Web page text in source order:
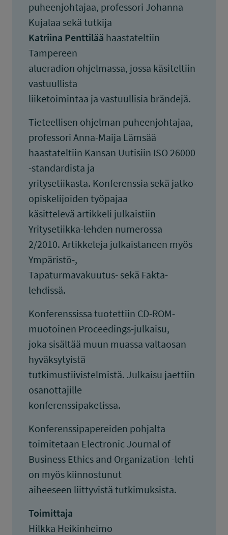
puheenjohtajaa, professori Johanna
Kujalaa sekä tutkija
Katriina Penttilää haastateltiin
Tampereen
alueradion ohjelmassa, jossa käsiteltiin
vastuullista
liiketoimintaa ja vastuullisia brändejä.
Tieteellisen ohjelman puheenjohtajaa,
professori Anna-Maija Lämsää
haastateltiin Kansan Uutisiin ISO 26000
-standardista ja
yritysetiikasta. Konferenssia sekä jatko-
opiskelijoiden työpajaa
käsittelevä artikkeli julkaistiin
Yritysetiikka-lehden numerossa
2/2010. Artikkeleja julkaistaneen myös
Ympäristö-,
Tapaturmavakuutus- sekä Fakta-
lehdissä.
Konferenssissa tuotettiin CD-ROM-
muotoinen Proceedings-julkaisu,
joka sisältää muun muassa valtaosan
hyväksytyistä
tutkimustiivistelmistä. Julkaisu jaettiin
osanottajille
konferenssipaketissa.
Konferenssipapereiden pohjalta
toimitetaan Electronic Journal of
Business Ethics and Organization -lehti
on myös kiinnostunut
aiheeseen liittyvistä tutkimuksista.
Toimittaja
Hilkka Heikinheimo